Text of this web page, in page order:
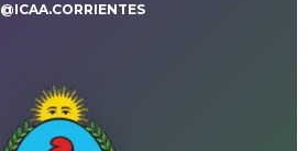
@ICAA.CORRIENTES